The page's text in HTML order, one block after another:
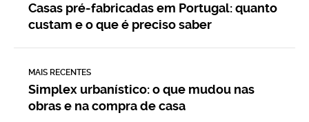
Casas pré-fabricadas em Portugal: quanto
custam e o que é preciso saber
MAIS RECENTES
Simplex urbanístico: o que mudou nas
obras e na compra de casa